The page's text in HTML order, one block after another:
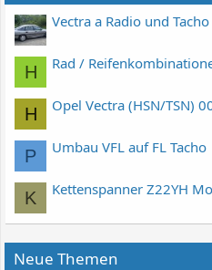
Vectra a Radio und
H Rad /
H Opel Vectra (HSN/TSN)
P Umbau VFL auf FL Tacho
K Kettenspanner Z22YH
Neue Themen